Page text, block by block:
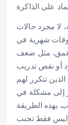
لا مجرد حالات
شهرية في
مثل ضعف
أو نقص تدريب
تتكرر لهم
إلى مشكلة في
بهذه الطريقة
فقط تجنب